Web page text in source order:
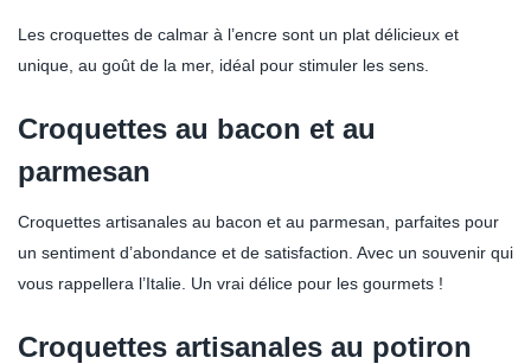
Les croquettes de calmar à l’encre sont un plat délicieux et
unique, au goût de la mer, idéal pour stimuler les sens.
Croquettes au bacon et au
parmesan
Croquettes artisanales au bacon et au parmesan, parfaites pour
un sentiment d’abondance et de satisfaction. Avec un souvenir qui
vous rappellera l’Italie. Un vrai délice pour les gourmets !
Croquettes artisanales au potiron